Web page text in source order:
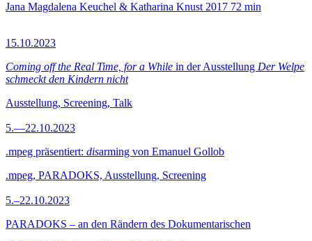
Jana Magdalena Keuchel & Katharina Knust 2017 72 min
15.10.2023
Coming off the Real Time, for a While in der Ausstellung Der Welpe
schmeckt den Kindern nicht
Ausstellung, Screening, Talk
5.—22.10.2023
.mpeg präsentiert: disarming von Emanuel Gollob
.mpeg, PARADOKS, Ausstellung, Screening
5.–22.10.2023
PARADOKS – an den Rändern des Dokumentarischen